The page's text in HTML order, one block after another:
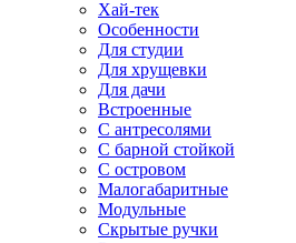
Хай-тек
Особенности
Для студии
Для хрущевки
Для дачи
Встроенные
С антресолями
С барной стойкой
С островом
Малогабаритные
Модульные
Скрытые ручки